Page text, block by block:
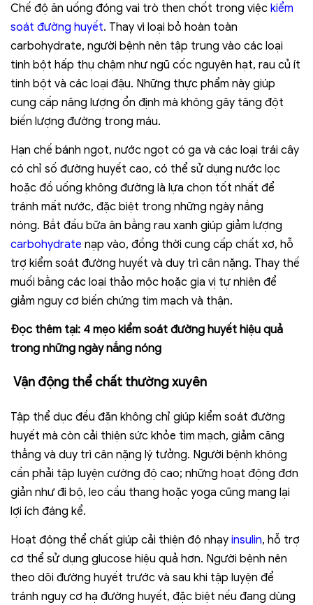
Chế độ ăn uống đóng vai trò then chốt trong việc kiểm
soát đường huyết. Thay vì loại bỏ hoàn toàn
carbohydrate, người bệnh nên tập trung vào các loại
tinh bột hấp thụ chậm như ngũ cốc nguyên hạt, rau củ ít
tinh bột và các loại đậu. Những thực phẩm này giúp
cung cấp năng lượng ổn định mà không gây tăng đột
biến lượng đường trong máu.
Hạn chế bánh ngọt, nước ngọt có ga và các loại trái cây
có chỉ số đường huyết cao, có thể sử dụng nước lọc
hoặc đồ uống không đường là lựa chọn tốt nhất để
tránh mất nước, đặc biệt trong những ngày nắng
nóng. Bắt đầu bữa ăn bằng rau xanh giúp giảm lượng
carbohydrate nạp vào, đồng thời cung cấp chất xơ, hỗ
trợ kiểm soát đường huyết và duy trì cân nặng. Thay thế
muối bằng các loại thảo mộc hoặc gia vị tự nhiên để
giảm nguy cơ biến chứng tim mạch và thận.
Đọc thêm tại: 4 mẹo kiểm soát đường huyết hiệu quả
trong những ngày nắng nóng
Vận động thể chất thường xuyên
Tập thể dục đều đặn không chỉ giúp kiểm soát đường
huyết mà còn cải thiện sức khỏe tim mạch, giảm căng
thẳng và duy trì cân nặng lý tưởng. Người bệnh không
cần phải tập luyện cường độ cao; những hoạt động đơn
giản như đi bộ, leo cầu thang hoặc yoga cũng mang lại
lợi ích đáng kể.
Hoạt động thể chất giúp cải thiện độ nhạy insulin, hỗ trợ
cơ thể sử dụng glucose hiệu quả hơn. Người bệnh nên
theo dõi đường huyết trước và sau khi tập luyện để
tránh nguy cơ hạ đường huyết, đặc biệt nếu đang dùng